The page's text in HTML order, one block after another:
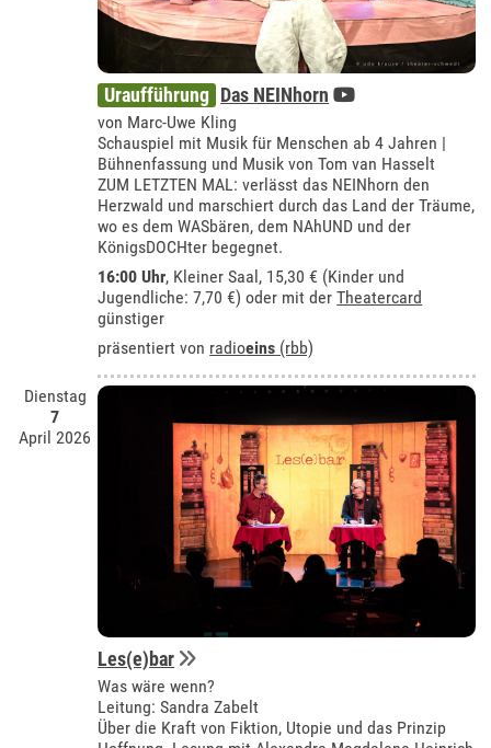
Uraufführung Das NEINhorn
von Marc-Uwe Kling
Schauspiel mit Musik für Menschen ab 4 Jahren |
Bühnenfassung und Musik von Tom van Hasselt
ZUM LETZTEN MAL: verlässt das NEINhorn den
Herzwald und marschiert durch das Land der Träume,
wo es dem WASbären, dem NAhUND und der
KönigsDOCHter begegnet.
16:00 Uhr, Kleiner Saal, 15,30 € (Kinder und
Jugendliche: 7,70 €) oder mit derTheatercard
günstiger
präsentiert von radioeins (rbb)
Dienstag
7
April 2026
Les(e)bar
Was wäre wenn?
Leitung: Sandra Zabelt
Über die Kraft von Fiktion, Utopie und das Prinzip